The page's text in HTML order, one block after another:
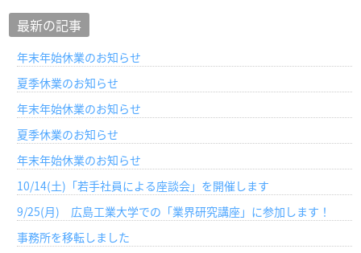
最新の記事
年末年始休業のお知らせ
夏季休業のお知らせ
年末年始休業のお知らせ
夏季休業のお知らせ
年末年始休業のお知らせ
10/14(土)「若手社員による座談会」を開催します
9/25(月) 広島工業大学での「業界研究講座」に参加します！
事務所を移転しました